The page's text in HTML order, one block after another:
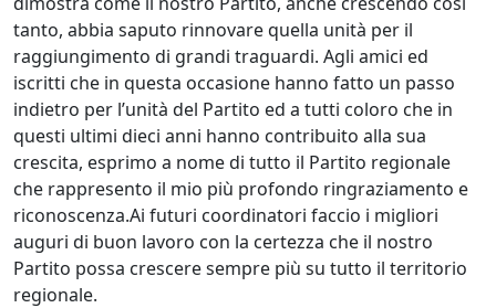
tanto, abbia saputo rinnovare quella unità per il
raggiungimento di grandi traguardi. Agli amici ed
iscritti che in questa occasione hanno fatto un passo
indietro per l’unità del Partito ed a tutti coloro che in
questi ultimi dieci anni hanno contribuito alla sua
crescita, esprimo a nome di tutto il Partito regionale
che rappresento il mio più profondo ringraziamento e
riconoscenza.Ai futuri coordinatori faccio i migliori
auguri di buon lavoro con la certezza che il nostro
Partito possa crescere sempre più su tutto il territorio
regionale.